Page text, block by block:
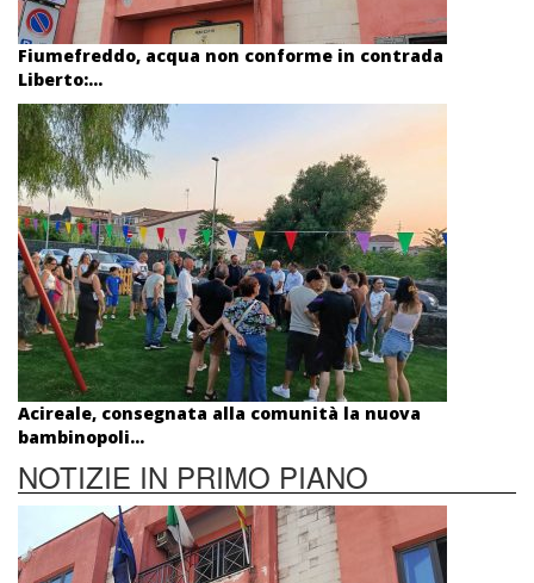
Fiumefreddo, acqua non conforme in contrada
Liberto:...
Acireale, consegnata alla comunità la nuova
bambinopoli...
NOTIZIE IN PRIMO PIANO